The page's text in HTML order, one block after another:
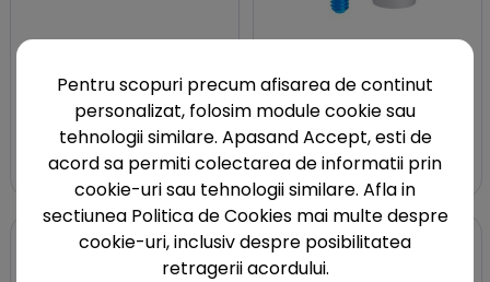
Rhein83
Capa de vindecare OT
Equator
Rhein83
Dispozitiv de transfer OT
Equator
Pentru scopuri precum afisarea de continut
personalizat, folosim module cookie sau
tehnologii similare. Apasand Accept, esti de
acord sa permiti colectarea de informatii prin
cookie-uri sau tehnologii similare. Afla in
sectiunea Politica de Cookies mai multe despre
cookie-uri, inclusiv despre posibilitatea
retragerii acordului.